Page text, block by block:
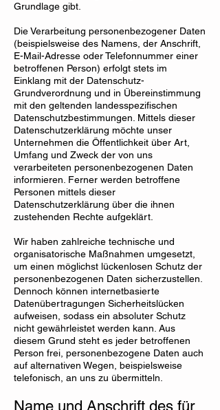
Grundlage gibt.
Die Verarbeitung personenbezogener Daten
(beispielsweise des Namens, der Anschrift,
E-Mail-Adresse oder Telefonnummer einer
betroffenen Person) erfolgt stets im
Einklang mit der Datenschutz-
Grundverordnung und in Übereinstimmung
mit den geltenden landesspezifischen
Datenschutzbestimmungen. Mittels dieser
Datenschutzerklärung möchte unser
Unternehmen die Öffentlichkeit über Art,
Umfang und Zweck der von uns
verarbeiteten personenbezogenen Daten
informieren. Ferner werden betroffene
Personen mittels dieser
Datenschutzerklärung über die ihnen
zustehenden Rechte aufgeklärt.
Wir haben zahlreiche technische und
organisatorische Maßnahmen umgesetzt,
um einen möglichst lückenlosen Schutz der
personenbezogenen Daten sicherzustellen.
Dennoch können internetbasierte
Datenübertragungen Sicherheitslücken
aufweisen, sodass ein absoluter Schutz
nicht gewährleistet werden kann. Aus
diesem Grund steht es jeder betroffenen
Person frei, personenbezogene Daten auch
auf alternativen Wegen, beispielsweise
telefonisch, an uns zu übermitteln.
Name und Anschrift des für